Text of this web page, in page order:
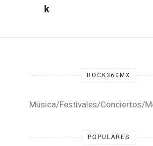
ROCK360MX
Música/Festivales/Conciertos/
POPULARES